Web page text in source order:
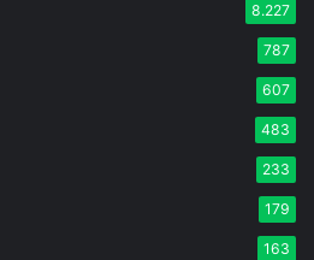
8.227
787
607
483
233
179
163